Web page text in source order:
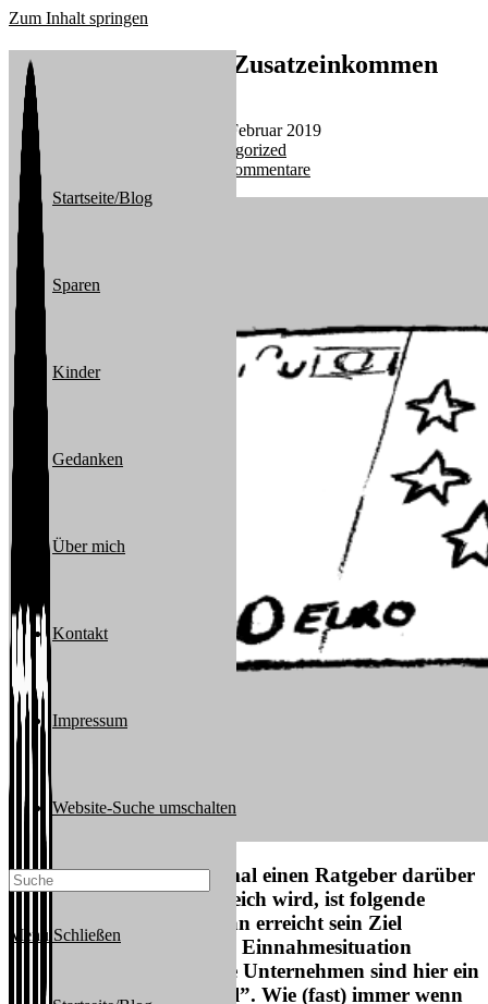
Zum Inhalt springen
Startseite/Blog
Sparen
Kinder
Gedanken
Über mich
Kontakt
Impressum
Website-Suche umschalten
Menü Schließen
So geht’s: 100 Euro Zusatzeinkommen
28. Februar 2019
Uncategorized
0 Kommentare
Für Leute, die schon einmal einen Ratgeber darüber
gelesen haben, wie man reich wird, ist folgende
Erkenntnis nicht neu: Man erreicht sein Ziel
schneller, wenn man seine Einnahmesituation
verbessert. Börsennotierte Unternehmen sind hier ein
zentraler “part of the deal”. Wie (fast) immer wenn